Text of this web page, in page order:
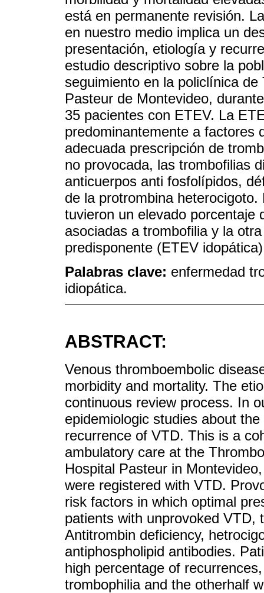
está en permanente revisión.
en nuestro medio implica un
presentación, etiología y
estudio descriptivo sobre la
seguimiento en la policlínica
Pasteur de Montevideo,
35 pacientes con ETEV. La
predominantemente a factores
adecuada prescripción de
no provocada, las trombofilias
anticuerpos anti fosfolípidos,
de la protrombina
tuvieron un elevado porcentaje
asociadas a trombofilia y la
predisponente (ETEV
Palabras clave: enfermedad
idiopática.
ABSTRACT:
Venous thromboembolic
morbidity and mortality. The
continuous review process. In
epidemiologic studies about
recurrence of VTD. This is a
ambulatory care at the
Hospital Pasteur in
were registered with VTD.
risk factors in which optimal
patients with unprovoked VTD,
Antitrombin deficiency,
antiphospholipid antibodies.
high percentage of
trombophilia and the otherhalf